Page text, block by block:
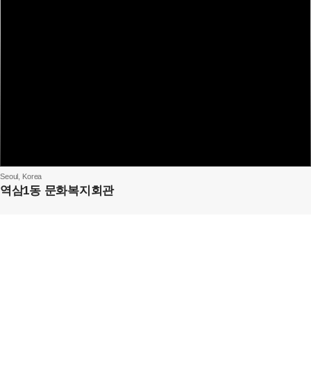
Seoul, Korea
역삼1동 문화복지회관